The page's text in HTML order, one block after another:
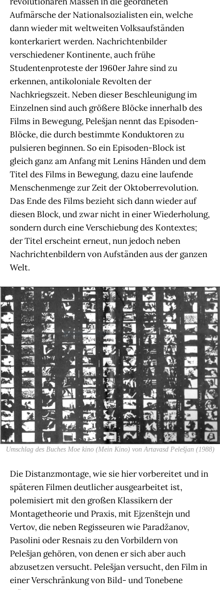
Aufmärsche der Nationalsozialisten ein, welche
dann wieder mit weltweiten Volksaufständen
konterkariert werden. Nachrichtenbilder
verschiedener Kontinente, auch frühe
Studentenproteste der 1960er Jahre sind zu
erkennen, antikoloniale Revolten der
Nachkriegszeit. Neben dieser Beschleunigung im
Einzelnen sind auch größere Blöcke innerhalb des
Films in Bewegung, Pelešjan nennt das Episoden-
Blöcke, die durch bestimmte Konduktoren zu
pulsieren beginnen. So ein Episoden-Block ist
gleich ganz am Anfang mit Lenins Händen und dem
Titel des Films in Bewegung, dazu eine laufende
Menschenmenge zur Zeit der Oktoberrevolution.
Das Ende des Films bezieht sich dann wieder auf
diesen Block, und zwar nicht in einer Wiederholung,
sondern durch eine Verschiebung des Kontextes;
der Titel erscheint erneut, nun jedoch neben
Nachrichtenbildern von Aufständen aus der ganzen
Welt.
Umschlag des Buches Moe kino (Mein Kino) von Artavasd Pelešjan (1988)
Die Distanzmontage, wie sie hier vorbereitet und in
späteren Filmen deutlicher ausgearbeitet ist,
polemisiert mit den großen Klassikern der
Montagetheorie und Praxis, mit Ejzenštejn und
Vertov, die neben Regisseuren wie Paradžanov,
Pasolini oder Resnais zu den Vorbildern von
Pelešjan gehören, von denen er sich aber auch
abzusetzen versucht. Pelešjan versucht, den Film in
einer Verschränkung von Bild- und Tonebene